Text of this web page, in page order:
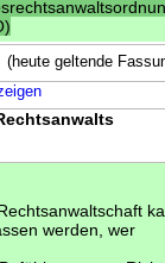
(heute geltende
werden, wer